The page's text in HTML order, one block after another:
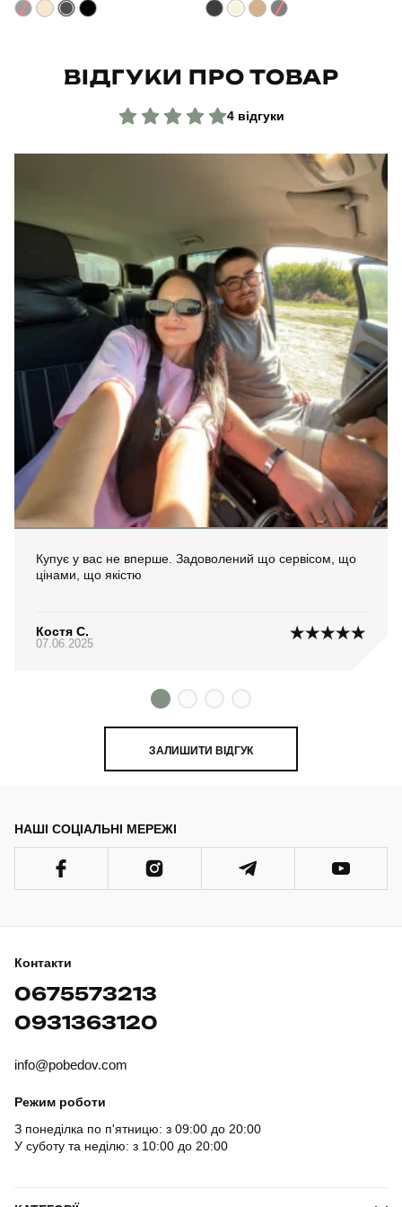
Країна - виробник
ВІДГУКИ ПРО ТОВАР
4 відгуки
Купує у вас не вперше. Задоволений що сервісом, що
цінами, що якістю
Костя С.
07.06.2025
ЗАЛИШИТИ ВІДГУК
НАШІ СОЦІАЛЬНІ МЕРЕЖІ
Контакти
0675573213
0931363120
info@pobedov.com
Режим роботи
З понеділка по п'ятницю: з 09:00 до 20:00
У суботу та неділю: з 10:00 до 20:00